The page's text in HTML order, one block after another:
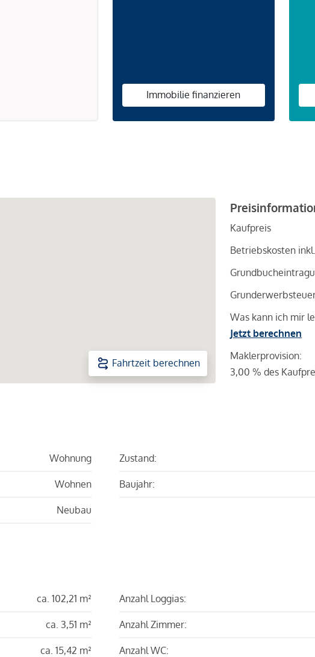
Immobilie finanzieren
Fahrtzeit berechnen
Kaufpreis
Betriebskosten
Was kann ich mir
Jetzt berechnen
Maklerprovision:
3,00 % des
Wohnung
Wohnen
Neubau
Zustand:
Baujahr:
ca. 102,21 m²
ca. 3,51 m²
ca. 15,42 m²
Anzahl Loggias:
Anzahl Zimmer:
Anzahl WC: